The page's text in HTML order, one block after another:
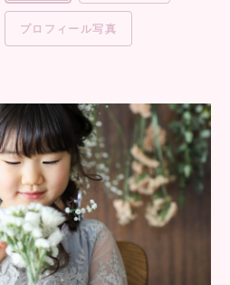
プロフィール写真